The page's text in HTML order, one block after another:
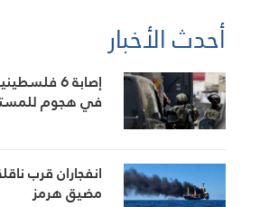
أحدث الأخبار
إصابة 6
في هجوم
انفجاران قرب
مضيق هرمز